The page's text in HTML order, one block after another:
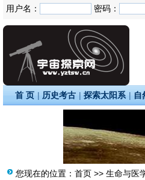
用户名： 密码：
首 页 | 历史考古 | 探索太阳系 | 自
您现在的位置： 首页 >> 生命与医